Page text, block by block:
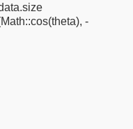
-